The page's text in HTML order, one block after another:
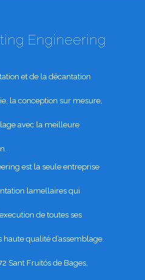
Engineering
et de la décantation
la conception sur mesure,
avec la meilleure
est la seule entreprise
lamellaires qui
de toutes ses
qualité d’assemblage.
Sant Fruitós de Bages,